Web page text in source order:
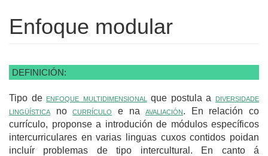
Enfoque modular
DEFINICIÓN:
Tipo de enfoque multidimensional que postula a diversidade
lingüística nocurrículo e naavaliación. En relación co
currículo, proponse a introdución de módulos específicos
intercurriculares en varias linguas cuxos contidos poidan
incluír problemas de tipo intercultural. En canto á